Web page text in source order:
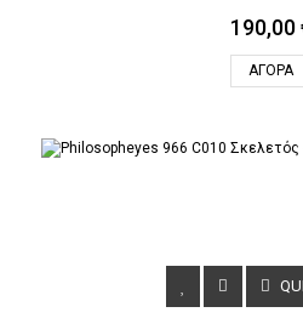
190,00
ΑΓΟΡΆ